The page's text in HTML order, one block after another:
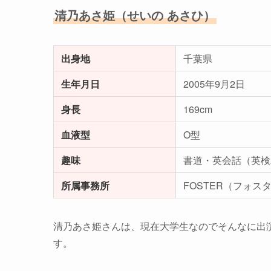
清乃あさ姫（せいの あさひ）
出身地
千葉県
生年月日
2005年9月2日
身長
169cm
血液型
O型
趣味
書道・英会話（英
所属事務所
FOSTER（フォス
清乃あさ姫さんは、現在大学生なのでそんなに
す。